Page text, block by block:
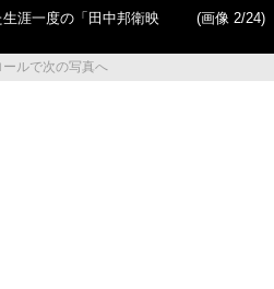
涯一度の「田中邦衛映
(画像 2/24)
ールで次の写真へ